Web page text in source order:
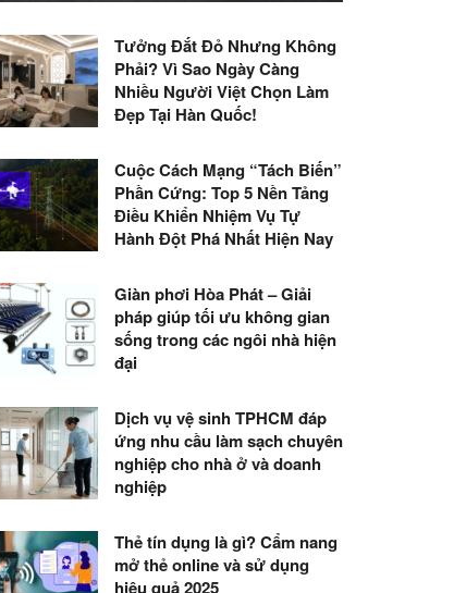
Tưởng Đắt Đỏ Nhưng Không
Phải? Vì Sao Ngày Càng
Nhiều Người Việt Chọn Làm
Đẹp Tại Hàn Quốc!
Cuộc Cách Mạng “Tách Biến”
Phần Cứng: Top 5 Nền Tảng
Điều Khiển Nhiệm Vụ Tự
Hành Đột Phá Nhất Hiện Nay
Giàn phơi Hòa Phát – Giải
pháp giúp tối ưu không gian
sống trong các ngôi nhà hiện
đại
Dịch vụ vệ sinh TPHCM đáp
ứng nhu cầu làm sạch chuyên
nghiệp cho nhà ở và doanh
nghiệp
Thẻ tín dụng là gì? Cẩm nang
mở thẻ online và sử dụng
hiệu quả 2025